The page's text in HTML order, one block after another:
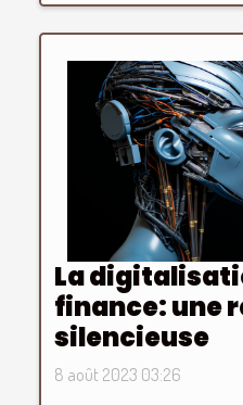
La
finance: une
silencieuse
8 août 2023 03:26